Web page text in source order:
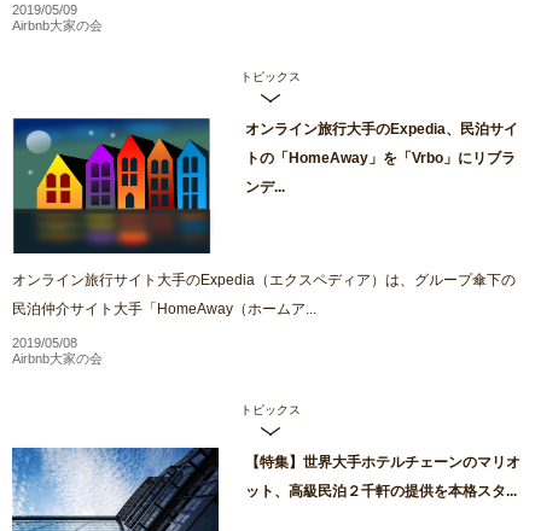
2019/05/09
Airbnb大家の会
トピックス
オンライン旅行大手のExpedia、民泊サイ
トの「HomeAway」を「Vrbo」にリブラ
ンデ...
オンライン旅行サイト大手のExpedia（エクスペディア）は、グループ傘下の
民泊仲介サイト大手「HomeAway（ホームア...
2019/05/08
Airbnb大家の会
トピックス
【特集】世界大手ホテルチェーンのマリオ
ット、高級民泊２千軒の提供を本格スタ...